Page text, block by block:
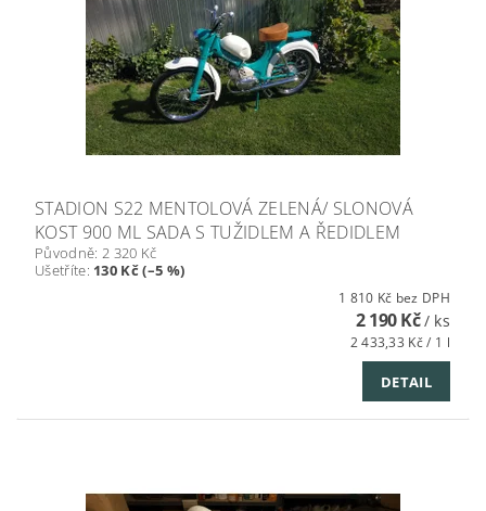
STADION S22 MENTOLOVÁ ZELENÁ/ SLONOVÁ
KOST 900 ML SADA S TUŽIDLEM A ŘEDIDLEM
Původně: 2 320 Kč
Ušetříte: 130 Kč (–5 %)
1 810 Kč bez DPH
2 190 Kč/ ks
2 433,33 Kč / 1 l
DETAIL